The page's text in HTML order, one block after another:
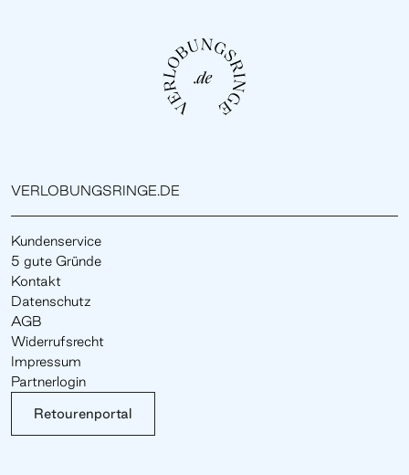
VERLOBUNGSRINGE.DE
Kundenservice
5 gute Gründe
Kontakt
Datenschutz
AGB
Widerrufsrecht
Impressum
Partnerlogin
Retourenportal